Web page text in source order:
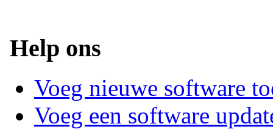
Help ons
Voeg nieuwe software
Voeg een software